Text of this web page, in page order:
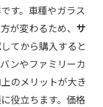
す。車種やガラス
が変わるため、 サ
してから購入すると
ンやファミリーカ
のメリットが大き
役立ちます。価格